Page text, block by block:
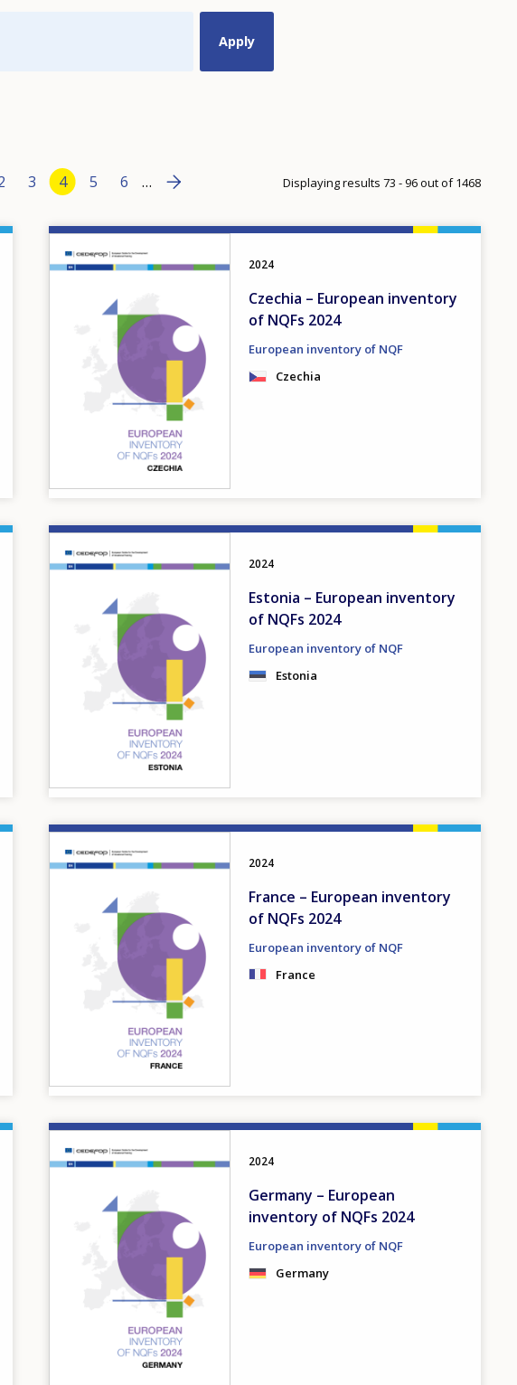
Page
3 Current page
4 Page
5 Page
6 … Next page
›› Displaying results 73 - 96 out of 1468
2024
Czechia – European inventory
of NQFs 2024
European inventory of NQF
Czechia
2024
Estonia – European inventory
of NQFs 2024
European inventory of NQF
Estonia
2024
France – European inventory
of NQFs 2024
European inventory of NQF
France
2024
Germany – European
inventory of NQFs 2024
European inventory of NQF
Germany